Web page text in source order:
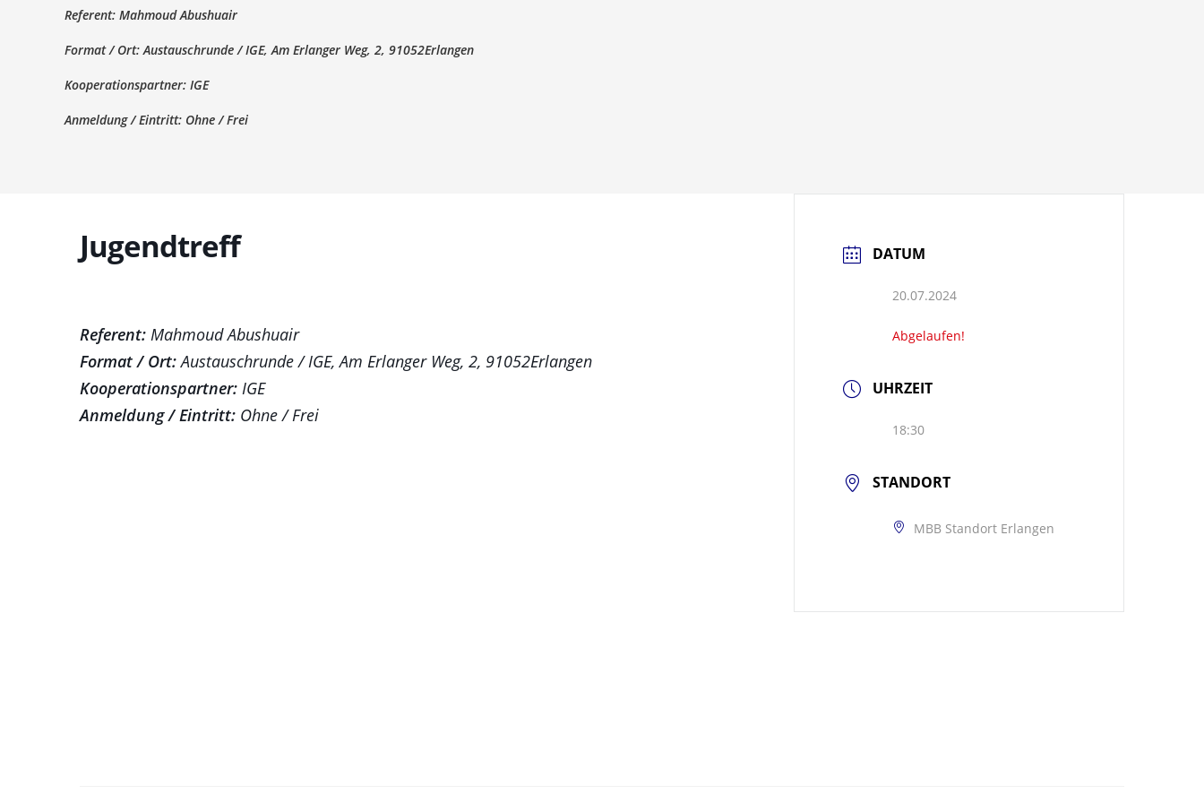
Referent: Mahmoud Abushuair
Format / Ort:Austauschrunde / IGE, Am Erlanger Weg, 2, 91052Erlangen
Kooperationspartner: IGE
Anmeldung / Eintritt: Ohne / Frei
Jugendtreff
Referent: Mahmoud Abushuair
Format / Ort:Austauschrunde / IGE, Am Erlanger Weg, 2, 91052Erlangen
Kooperationspartner: IGE
Anmeldung / Eintritt: Ohne / Frei
DATUM
20.07.2024
Abgelaufen!
UHRZEIT
18:30
STANDORT
MBB Standort Erlangen